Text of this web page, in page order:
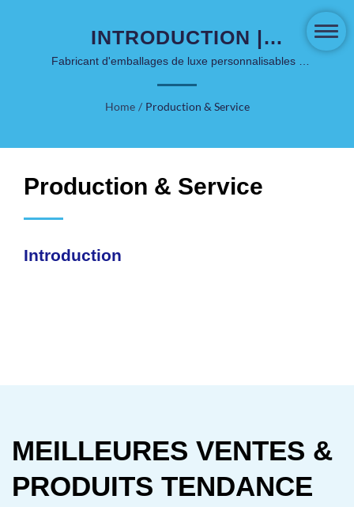
INTRODUCTION |
EMBALLAGE DE SOINS
DE LA PEAU ET
INNOVANTS - COSJAR
Fabricant d'emballages de luxe personnalisables -
Home / Production & Service
Production & Service
Introduction
MEILLEURES VENTES &
PRODUITS TENDANCE